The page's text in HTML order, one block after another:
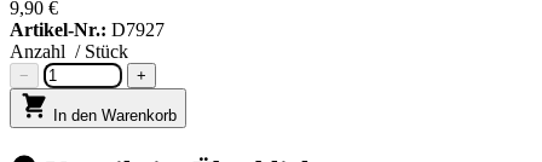
9,90 €
Artikel-Nr.: D7927
Anzahl / Stück
− +
In den Warenkorb